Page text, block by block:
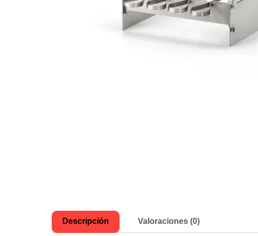
Descripción Valoraciones (0)